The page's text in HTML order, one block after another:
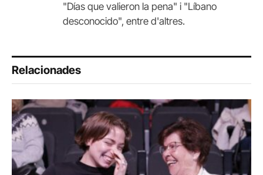
"Días que valieron la pena" i "Líbano
desconocido", entre d'altres.
Relacionades